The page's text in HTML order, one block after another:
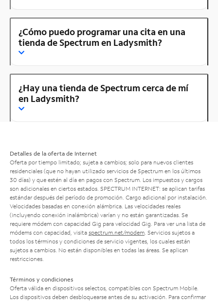
¿Cómo puedo programar una cita en una
tienda de Spectrum en Ladysmith?
¿Hay una tienda de Spectrum cerca de mí
en Ladysmith?
Detalles de la oferta de Internet
Oferta por tiempo limitado; sujeta a cambios; solo para nuevos clientes
residenciales (que no hayan utilizado servicios de Spectrum en los últimos
30 días) y que estén al día en pagos con Spectrum. Los impuestos y cargos
son adicionales en ciertos estados. SPECTRUM INTERNET: se aplican tarifas
estándar después del período de promoción. Cargo adicional por instalación.
Velocidades basadas en conexión alámbrica. Las velocidades reales
(incluyendo conexión inalámbrica) varían y no están garantizadas. Se
requiere módem con capacidad Gig para velocidad Gig. Para ver una lista de
módems con capacidad, visita spectrum.net/modem . Servicios sujetos a
todos los términos y condiciones de servicio vigentes, los cuales están
sujetos a cambios. No están disponibles en todas las áreas. Se aplican
restricciones.
Términos y condiciones
Oferta válida en dispositivos selectos, compatibles con Spectrum Mobile.
Los dispositivos deben desbloquearse antes de su activación. Para confirmar